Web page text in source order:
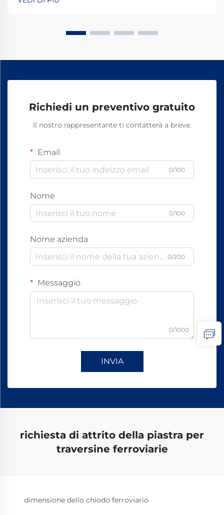
quotidiane. La maggior parte dei sistemi si basa su
Richiedi un preventivo gratuito
Il nostro rappresentante ti contatterà a breve.
Email
0/100
Nome
0/100
Nome azienda
0/200
Messaggio
0/1000
INVIA
richiesta di attrito della piastra per
traversine ferroviarie
dimensione dello chiodo ferroviario